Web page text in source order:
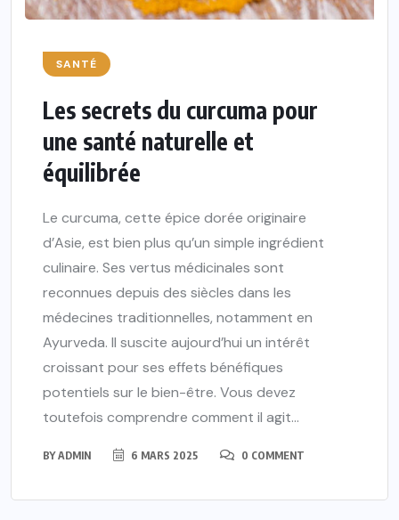
SANTÉ
Les secrets du curcuma pour
une santé naturelle et
équilibrée
Le curcuma, cette épice dorée originaire
d’Asie, est bien plus qu’un simple ingrédient
culinaire. Ses vertus médicinales sont
reconnues depuis des siècles dans les
médecines traditionnelles, notamment en
Ayurveda. Il suscite aujourd’hui un intérêt
croissant pour ses effets bénéfiques
potentiels sur le bien-être. Vous devez
toutefois comprendre comment il agit...
BYADMIN 6 MARS 2025 0 COMMENT